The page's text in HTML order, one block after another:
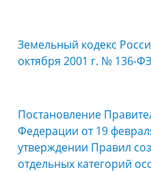
Земельный кодекс
октября 2001 г. № 136-ФЗ
Постановление
Федерации от 19
утверждении Правил
отдельных категорий